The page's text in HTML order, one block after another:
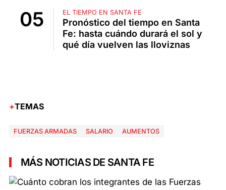
EL TIEMPO EN SANTA FE
Pronóstico del tiempo en Santa
Fe: hasta cuándo durará el sol y
qué día vuelven las lloviznas
TEMAS
FUERZAS ARMADAS SALARIO AUMENTOS
MÁS NOTICIAS DE SANTA FE